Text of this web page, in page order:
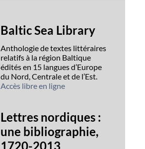
Baltic Sea Library
Anthologie de textes littéraires
relatifs à la région Baltique
édités en 15 langues d’Europe
du Nord, Centrale et de l’Est.
Accès libre en ligne
Lettres nordiques :
une bibliographie,
1720-2013